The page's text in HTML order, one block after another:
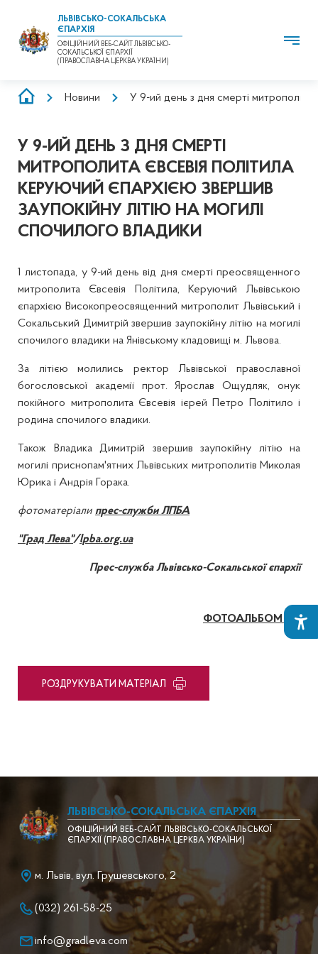
ЛЬВІВСЬКО-СОКАЛЬСЬКА
ЄПАРХІЯ
ОФІЦІЙНИЙ ВЕБ-САЙТ ЛЬВІВСЬКО-
СОКАЛЬСЬКОЇ ЄПАРХІЇ
(ПРАВОСЛАВНА ЦЕРКВА УКРАЇНИ)
РЯДОК
Новини У 9-ий день з дня смерті митрополита
У 9-ИЙ ДЕНЬ З ДНЯ СМЕРТІ
МИТРОПОЛИТА ЄВСЕВІЯ ПОЛІТИЛА
КЕРУЮЧИЙ ЄПАРХІЄЮ ЗВЕРШИВ
ЗАУПОКІЙНУ ЛІТІЮ НА МОГИЛІ
СПОЧИЛОГО ВЛАДИКИ
1 листопада, у 9-ий день від дня смерті преосвященного
митрополита Євсевія Політила, Керуючий Львівською
єпархією Високопреосвященний митрополит Львівський і
Сокальський Димитрій звершив заупокійну літію на могилі
спочилого владики на Янівському кладовищі м. Львова.
За літією молились ректор Львівської православної
богословської академії прот. Ярослав Ощудляк, онук
покійного митрополита Євсевія ієрей Петро Політило і
родина спочилого владики.
Також Владика Димитрій звершив заупокійну літію на
могилі приснопам'ятних Львівських митрополитів Миколая
Юрика і Андрія Горака.
фотоматеріали прес-служби ЛПБА
"Град Лева"/lpba.org.ua
Прес-служба Львівсько-Сокальської єпархії
ФОТОАЛЬБОМ >>>
PОЗДРУКУВАТИ МАТЕРІАЛ
ЛЬВІВСЬКО-СОКАЛЬСЬКА ЄПАРХІЯ
ОФІЦІЙНИЙ ВЕБ-САЙТ ЛЬВІВСЬКО-СОКАЛЬСЬКОЇ
ЄПАРХІЇ (ПРАВОСЛАВНА ЦЕРКВА УКРАЇНИ)
м. Львів, вул. Грушевського, 2
(032) 261-58-25
info@gradleva.com